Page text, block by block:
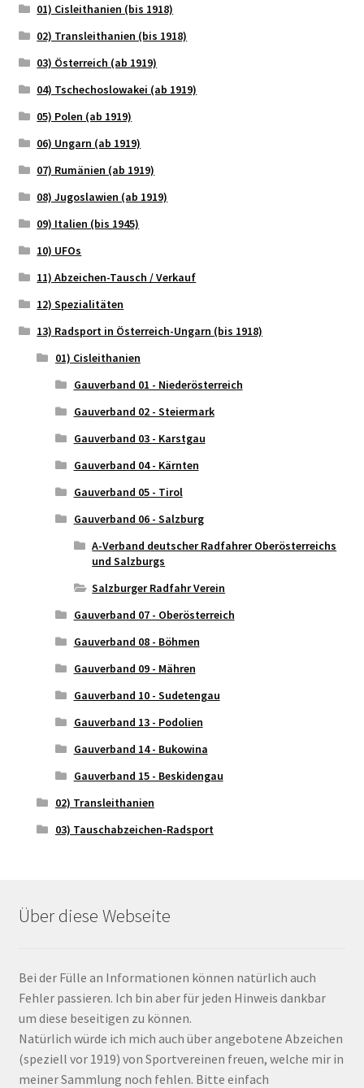
01) Cisleithanien (bis 1918)
02) Transleithanien (bis 1918)
03) Österreich (ab 1919)
04) Tschechoslowakei (ab 1919)
05) Polen (ab 1919)
06) Ungarn (ab 1919)
07) Rumänien (ab 1919)
08) Jugoslawien (ab 1919)
09) Italien (bis 1945)
10) UFOs
11) Abzeichen-Tausch / Verkauf
12) Spezialitäten
13) Radsport in Österreich-Ungarn (bis 1918)
01) Cisleithanien
Gauverband 01 - Niederösterreich
Gauverband 02 - Steiermark
Gauverband 03 - Karstgau
Gauverband 04 - Kärnten
Gauverband 05 - Tirol
Gauverband 06 - Salzburg
A-Verband deutscher Radfahrer Oberösterreichs
und Salzburgs
Salzburger Radfahr Verein
Gauverband 07 - Oberösterreich
Gauverband 08 - Böhmen
Gauverband 09 - Mähren
Gauverband 10 - Sudetengau
Gauverband 13 - Podolien
Gauverband 14 - Bukowina
Gauverband 15 - Beskidengau
02) Transleithanien
03) Tauschabzeichen-Radsport
Über diese Webseite
Bei der Fülle an Informationen können natürlich auch
Fehler passieren. Ich bin aber für jeden Hinweis dankbar
um diese beseitigen zu können.
Natürlich würde ich mich auch über angebotene Abzeichen
(speziell vor 1919) von Sportvereinen freuen, welche mir in
meiner Sammlung noch fehlen. Bitte einfach